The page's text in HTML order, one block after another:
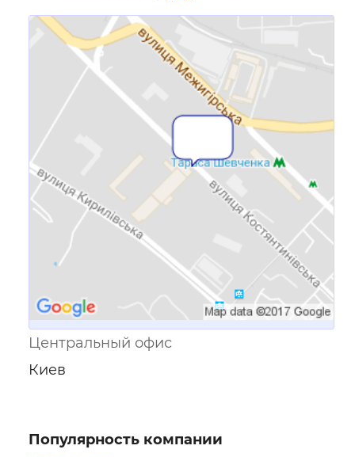
Ссылка для мобильных устройств
Центральный офис
Киев
Популярность компании